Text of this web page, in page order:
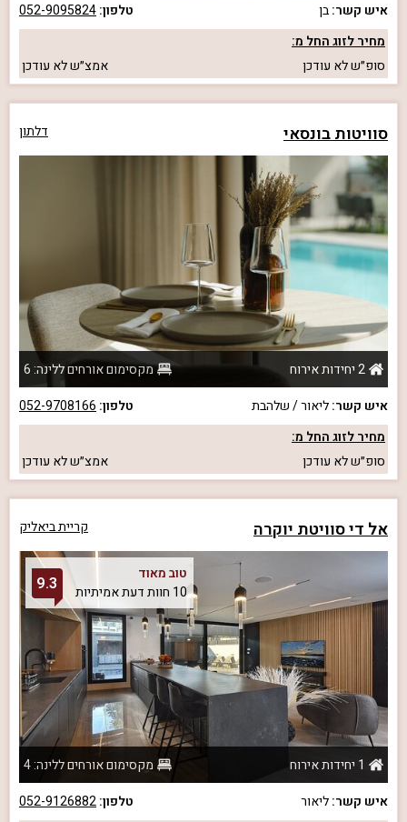
איש קשר:בן טלפון:052-9095824
מחיר לזוג החל מ:
סופ״שלא עודכן אמצ״שלא עודכן
סוויטות בונסאי דלתון
2 יחידות אירוח
מקסימום אורחים ללינה: 6
איש קשר:ליאור / שלהבת טלפון: 052-9708166
מחיר לזוג החל מ:
סופ״שלא עודכן אמצ״שלא עודכן
אל די סוויטת יוקרה קריית ביאליק
טוב מאוד
10 חוות דעת אמיתיות
9.3
1 יחידות אירוח
מקסימום אורחים ללינה: 4
איש קשר:ליאור טלפון:052-9126882